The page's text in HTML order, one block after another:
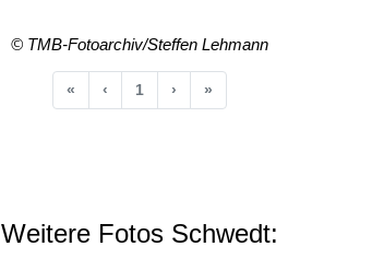
© TMB-Fotoarchiv/Steffen Lehmann
« Anfang
‹ Vorherige
1 › Nächste
»
Weitere Fotos Schwedt: